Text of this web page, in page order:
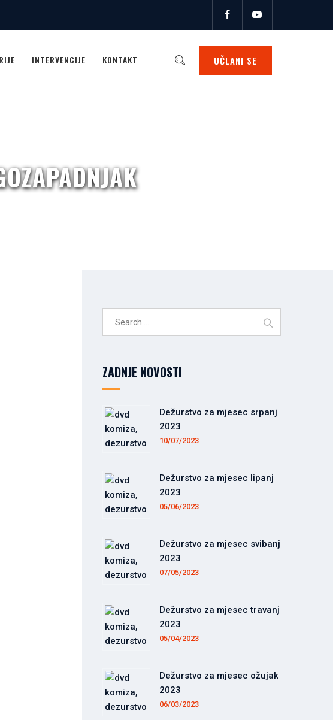
UČLANI SE
INTERVENCIJE KONTAKT
ZADNJE NOVOSTI
Dežurstvo za mjesec srpanj
2023
10/07/2023
Dežurstvo za mjesec lipanj
2023
05/06/2023
Dežurstvo za mjesec svibanj
2023
07/05/2023
Dežurstvo za mjesec travanj
2023
05/04/2023
Dežurstvo za mjesec ožujak
2023
06/03/2023